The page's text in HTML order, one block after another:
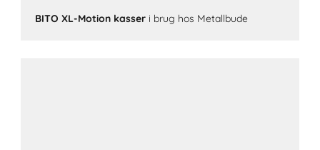
BITO XL-Motion kasser i brug hos Metallbude